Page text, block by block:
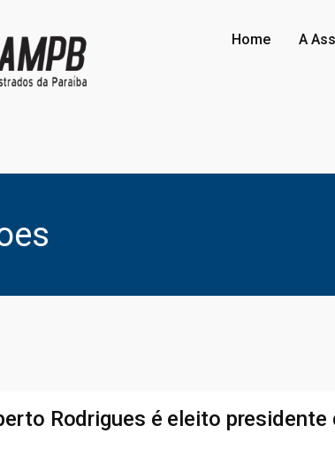
Home A
Rodrigues é eleito presidente